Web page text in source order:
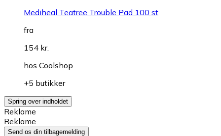
Mediheal Teatree Trouble Pad 100 st
fra
154 kr.
hos Coolshop
+5 butikker
Spring over indholdet
Reklame
Reklame
Send os din tilbagemelding